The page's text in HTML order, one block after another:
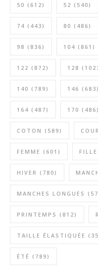
50 (612) 52 (540)
74 (443) 80 (486)
98 (836) 104 (861)
122 (872) 128
140 (789) 146 (683)
164 (487) 170 (486)
COTON (589)
FEMME (601) FILLE
HIVER (780)
MANCHES LONGUES
PRINTEMPS (812)
TAILLE ÉLASTIQUÉE
ÉTÉ (789)